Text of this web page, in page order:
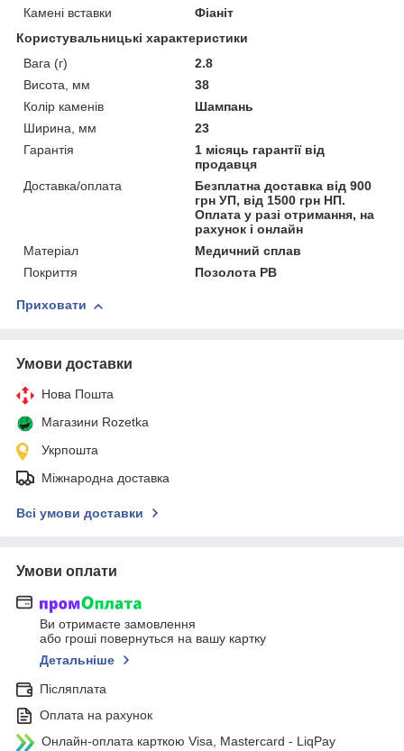
Камені вставки
Фіаніт
Користувальницькі характеристики
Вага (г)
2.8
Висота, мм
38
Колір каменів
Шампань
Ширина, мм
23
Гарантія
1 місяць гарантії від
продавця
Доставка/оплата
Безплатна доставка від 900
грн УП, від 1500 грн НП.
Оплата у разі отримання, на
рахунок і онлайн
Матеріал
Медичний сплав
Покриття
Позолота РВ
Приховати
Умови доставки
Нова Пошта
Магазини Rozetka
Укрпошта
Міжнародна доставка
Всі умови доставки
Умови оплати
Ви отримаєте замовлення
або гроші повернуться на вашу картку
Детальніше
Післяплата
Оплата на рахунок
Онлайн-оплата карткою Visa, Mastercard - LiqPay